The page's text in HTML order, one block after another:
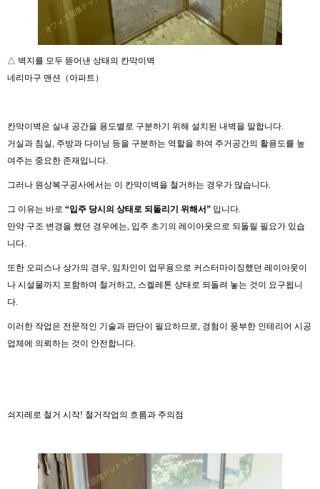
△ 벽지를 모두 뜯어낸 상태의 칸막이벽
네리마구 맨션（아파트）
칸막이벽은 실내 공간을 용도별로 구분하기 위해 설치된 내벽을 말합니다.
거실과 침실, 주방과 다이닝 등을 구분하는 역할을 하여 주거공간의 활용도를 높
여주는 중요한 존재입니다.
그러나 원상복구공사에서는 이 칸막이벽을 철거하는 경우가 많습니다.
그 이유는 바로 “입주 당시의 상태로 되돌리기 위해서” 입니다.
만약 구조 변경을 했던 경우에는, 입주 초기의 레이아웃으로 되돌릴 필요가 있습
니다.
또한 오피스나 상가의 경우, 임차인이 업무용으로 커스터마이징했던 레이아웃이
나 시설물까지 포함하여 철거하고, 스켈레톤 상태로 되돌려 놓는 것이 요구됩니
다.
이러한 작업은 전문적인 기술과 판단이 필요하므로, 경험이 풍부한 인테리어 시공
업체에 의뢰하는 것이 안전합니다.
쇠지레로 철거 시작! 철거작업의 흐름과 주의점